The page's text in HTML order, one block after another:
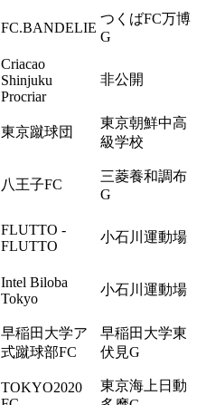
FC.BANDELIE
つくばFC万博
G
Criacao
Shinjuku
Procriar
非公開
東京蹴球団
東京朝鮮中高
級学校
八王子FC
三菱養和調布
G
FLUTTO -
FLUTTO
小石川運動場
Intel Biloba
Tokyo
小石川運動場
早稲田大学ア
式蹴球部FC
早稲田大学東
伏見G
TOKYO2020
東京海上日動